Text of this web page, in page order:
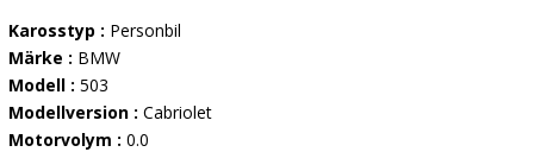
Karosstyp : Personbil
Märke : BMW
Modell : 503
Modellversion : Cabriolet
Motorvolym : 0.0